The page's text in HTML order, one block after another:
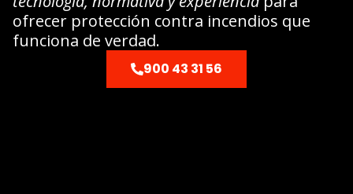
ofrecer protección contra incendios que
funciona de verdad.
900 43 31 56